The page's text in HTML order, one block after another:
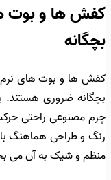
کفش ها و بوت
بچگانه
کفش ها و بوت های نرم
بچگانه ضروری هستند.
چرم مصنوعی راحتی
رنگ و طراحی هماهنگ
منظم و شیک به آن می